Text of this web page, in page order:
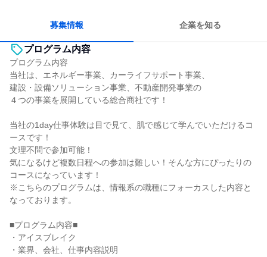
募集情報 企業を知る
プログラム内容
プログラム内容
当社は、エネルギー事業、カーライフサポート事業、
建設・設備ソリューション事業、不動産開発事業の
４つの事業を展開している総合商社です！
当社の1day仕事体験は目で見て、肌で感じて学んでいただけるコ
ースです！
文理不問で参加可能！
気になるけど複数日程への参加は難しい！そんな方にぴったりの
コースになっています！
※こちらのプログラムは、情報系の職種にフォーカスした内容と
なっております。
■プログラム内容■
・アイスブレイク
・業界、会社、仕事内容説明